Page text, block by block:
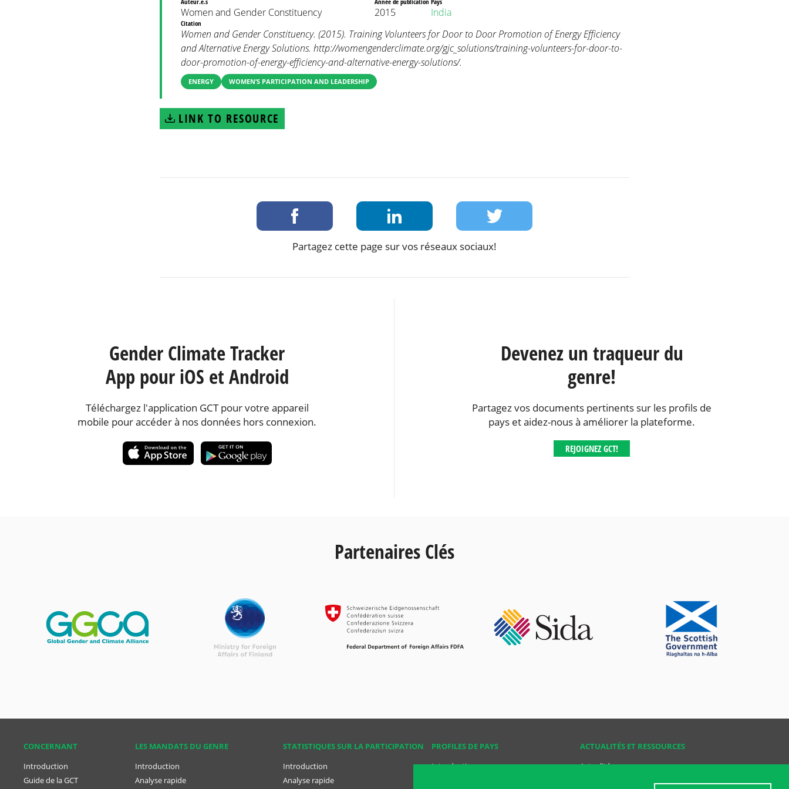
Women and Gender Constituency 2015 India
Citation
Women and Gender Constituency. (2015). Training Volunteers for Door to Door Promotion of Energy Efficiency
and Alternative Energy Solutions. http://womengenderclimate.org/gjc_solutions/training-volunteers-for-door-to-
door-promotion-of-energy-efficiency-and-alternative-energy-solutions/.
ENERGY WOMEN’S PARTICIPATION AND LEADERSHIP
LINK TO RESOURCE
Partagez cette page sur vos réseaux sociaux!
Gender Climate Tracker
App pour iOS et Android
Téléchargez l'application GCT pour votre appareil
mobile pour accéder à nos données hors connexion.
Devenez un traqueur du
genre!
Partagez vos documents pertinents sur les profils de
pays et aidez-nous à améliorer la plateforme.
REJOIGNEZ GCT!
Partenaires Clés
CONCER­NANT
Introduction
Guide de la GCT
ACTUALITÉS ET RESSOURCES
Actualités
LES MANDATS DU GENRE
Introduction
Analyse rapide
STATISTIQUES SUR LA PARTICIPATION
Introduction
Analyse rapide
PROFILES DE PAYS
Introduction